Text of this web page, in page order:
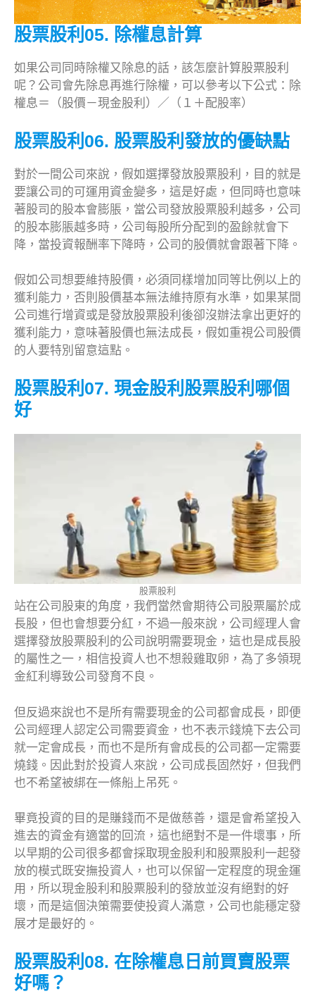
股票股利05. 除權息計算
如果公司同時除權又除息的話，該怎麼計算股票股利
呢？公司會先除息再進行除權，可以參考以下公式：除
權息＝（股價－現金股利）／（１＋配股率）
股票股利06. 股票股利發放的優缺點
對於一間公司來說，假如選擇發放股票股利，目的就是
要讓公司的可運用資金變多，這是好處，但同時也意味
著股司的股本會膨脹，當公司發放股票股利越多，公司
的股本膨脹越多時，公司每股所分配到的盈餘就會下
降，當投資報酬率下降時，公司的股價就會跟著下降。
假如公司想要維持股價，必須同樣增加同等比例以上的
獲利能力，否則股價基本無法維持原有水準，如果某間
公司進行增資或是發放股票股利後卻沒辦法拿出更好的
獲利能力，意味著股價也無法成長，假如重視公司股價
的人要特別留意這點。
股票股利07. 現金股利股票股利哪個
好
股票股利
站在公司股東的角度，我們當然會期待公司股票屬於成
長股，但也會想要分紅，不過一般來說，公司經理人會
選擇發放股票股利的公司說明需要現金，這也是成長股
的屬性之一，相信投資人也不想殺雞取卵，為了多領現
金紅利導致公司發育不良。
但反過來說也不是所有需要現金的公司都會成長，即便
公司經理人認定公司需要資金，也不表示錢燒下去公司
就一定會成長，而也不是所有會成長的公司都一定需要
燒錢。因此對於投資人來說，公司成長固然好，但我們
也不希望被綁在一條船上吊死。
畢竟投資的目的是賺錢而不是做慈善，還是會希望投入
進去的資金有適當的回流，這也絕對不是一件壞事，所
以早期的公司很多都會採取現金股利和股票股利一起發
放的模式既安撫投資人，也可以保留一定程度的現金運
用，所以現金股利和股票股利的發放並沒有絕對的好
壞，而是這個決策需要使投資人滿意，公司也能穩定發
展才是最好的。
股票股利08. 在除權息日前買賣股票
好嗎？